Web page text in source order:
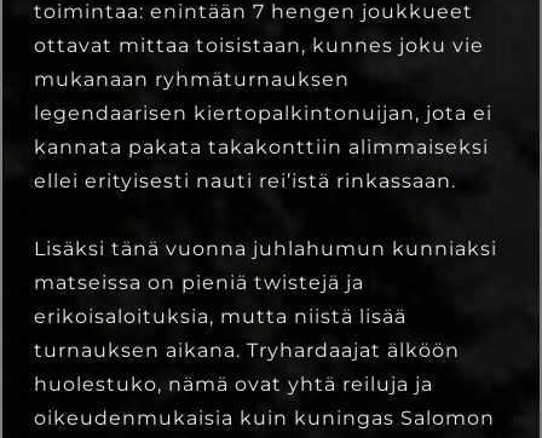
toimintaa: enintään 7 hengen joukkueet
ottavat mittaa toisistaan, kunnes joku vie
mukanaan ryhmäturnauksen
legendaarisen kiertopalkintonuijan, jota ei
kannata pakata takakonttiin alimmaiseksi
ellei erityisesti nauti rei’istä rinkassaan.
Lisäksi tänä vuonna juhlahumun kunniaksi
matseissa on pieniä twistejä ja
erikoisaloituksia, mutta niistä lisää
turnauksen aikana. Tryhardaajat älköön
huolestuko, nämä ovat yhtä reiluja ja
oikeudenmukaisia kuin kuningas Salomon